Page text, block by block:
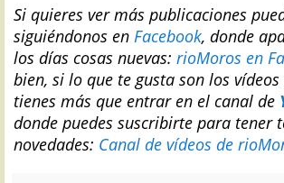
Si quieres ver más publicaciones
siguiéndonos en Facebook, donde
los días cosas nuevas: rioMoros en
bien, si lo que te gusta son los
tienes más que entrar en el canal de
donde puedes suscribirte para tener
novedades: Canal de vídeos de